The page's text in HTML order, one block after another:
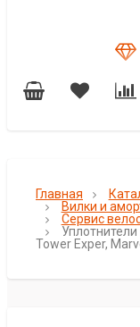
Главная
Вилки и
Сервис
Tower Exper,